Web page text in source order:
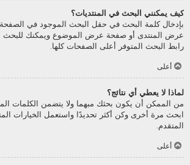
كيف يمكنني البحث في المنتديات؟
بإدخال كلمة البحث في حقل البحث الموجود في
عرض المنتدى أو صفحة عرض الموضوع ويمكنك للبحث
رابط البحث المتوفر أعلى الصفحات كلها.
أعلى
لماذا لا يعطي أي نتائج؟
ابحث مرة أخرى وكن أكثر تحديدًا واستعمل الخيارات
المتقدم.
أعلى